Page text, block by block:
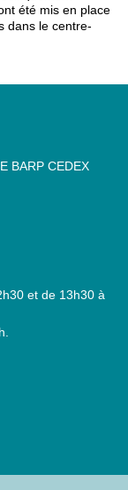
été mis en place
dans le centre-
BARP CEDEX
et de 13h30 à